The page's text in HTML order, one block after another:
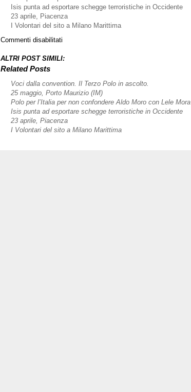
Isis punta ad esportare schegge terroristiche in Occidente
23 aprile, Piacenza
I Volontari del sito a Milano Marittima
Commenti disabilitati
febbraio,
ALTRI POST SIMILI:
Related Posts
Voci dalla convention. Il Terzo Polo in ascolto.
25 maggio, Porto Maurizio (IM)
Polo per l’Italia per non confondere Aldo Moro con Lele Mora
Isis punta ad esportare schegge terroristiche in Occidente
23 aprile, Piacenza
I Volontari del sito a Milano Marittima